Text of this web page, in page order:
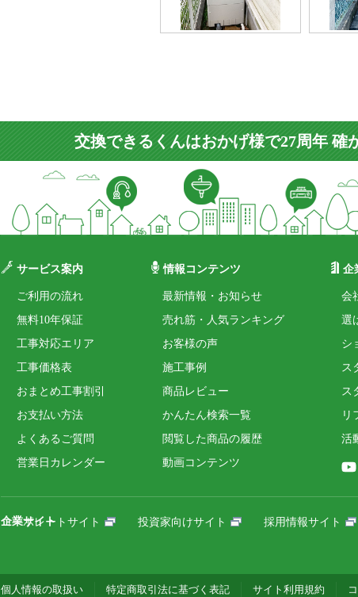
交換できるくんはおかげ様で27周年
サービス案内
ご利用の流れ
無料10年保証
工事対応エリア
工事価格表
おまとめ工事割引
お支払い方法
よくあるご質問
営業日カレンダー
情報コンテンツ
最新情報・お知らせ
売れ筋・人気ランキング
お客様の声
施工事例
商品レビュー
かんたん検索一覧
閲覧した商品の履歴
動画コンテンツ
企
会
選
シ
ス
ス
リ
活
企業サイト
コーポレートサイト 投資家向けサイト 採用情報サイト
個人情報の取扱い 特定商取引法に基づく表記 サイト利用規約